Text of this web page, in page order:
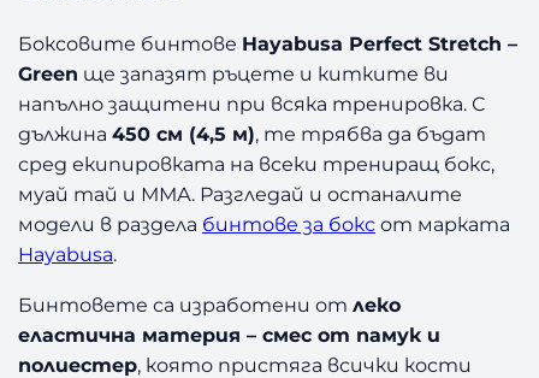
о
в
з
а
Б
о
к
с
a
y
Боксовите бинтове Hayabusa Perfect Stretch –
Green ще запазят ръцете и китките ви
напълно защитени при всяка тренировка. С
дължина450 см (4,5 м), те трябва да бъдат
сред екипировката на всеки трениращ бокс,
муай тай и ММА. Разгледай и останалите
модели в раздела бинтове за бокс от марката
Hayabusa.
Бинтовете са изработени отлеко
еластична материя – смес от памук и
полиестер, която пристяга всички кости